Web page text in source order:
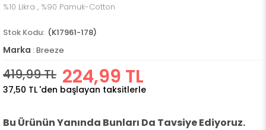
%10 Likra , %90 Pamuk-Cotton
(K17961-178)
Marka : Breeze
419,99 TL 224,99 TL
37,50 TL 'den başlayan taksitlerle
Bu Ürünün Yanında Bunları Da Tavsiye Ediyoruz.